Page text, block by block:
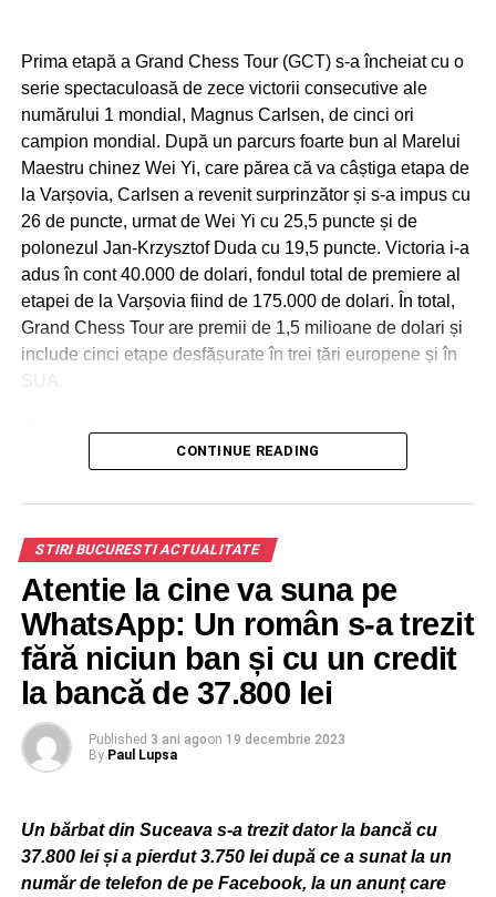
Prima etapă a Grand Chess Tour (GCT) s-a încheiat cu o
serie spectaculoasă de zece victorii consecutive ale
numărului 1 mondial, Magnus Carlsen, de cinci ori
campion mondial. După un parcurs foarte bun al Marelui
Maestru chinez Wei Yi, care părea că va câștiga etapa de
la Varșovia, Carlsen a revenit surprinzător și s-a impus cu
26 de puncte, urmat de Wei Yi cu 25,5 puncte și de
polonezul Jan-Krzysztof Duda cu 19,5 puncte. Victoria i-a
adus în cont 40.000 de dolari, fondul total de premiere al
etapei de la Varșovia fiind de 175.000 de dolari. În total,
Grand Chess Tour are premii de 1,5 milioane de dolari și
include cinci etape desfășurate în trei țări europene și în
SUA.
„Felicitări lui Magnus Carlsen pentru victoria sa la
Superbet Rapid & Blitz Poland și mulțumiri către toți
nerăbdare începerea Superbet Chess Classic în
București la finalul lunii iunie. Pentru fundația noastră,
investiția în șah înseamnă investiție în oameni.
Evenimente precum Grand Chess Tour inspiră oameni din
toate categoriile sociale să înceapă să joace șah, iar
acest lucru este cu adevărat remarcabil”,
Augusta Dragic, Președinta Fundației Superbet, sponsor
și organizator a trei dintre cele cinci etape ale circuitului
fondat de Garry Kasparov.
„Știam că dacă am o zi bună, am o șansă. M-am simțit mai
calm astăzi și știam că am reușit asta înainte. A fost o
performanță incredibilă a lui Wei Yi și am fost norocos să
CONTINUE READING
STIRI BUCURESTI ACTUALITATE
Atentie la cine va suna pe
WhatsApp: Un român s-a trezit
fără niciun ban și cu un credit
la bancă de 37.800 lei
Published 3 ani agoon 19 decembrie 2023
By Paul Lupsa
Un bărbat din Suceava s-a trezit dator la bancă cu
37.800 lei și a pierdut 3.750 lei după ce a sunat la un
număr de telefon de pe Facebook, la un anunț care